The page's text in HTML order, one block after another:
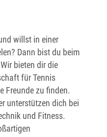
willst in einer
Dann bist du beim
bieten dir die
für Tennis
Freunde zu finden.
unterstützen dich bei
und Fitness.